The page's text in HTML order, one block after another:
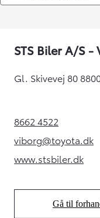
STS Biler A/S -
Gl. Skivevej 80
8662 4522(Opens in new
viborg@toyota.dk
(Opens in
www.stsbiler.dk
(Opens in
Gå til